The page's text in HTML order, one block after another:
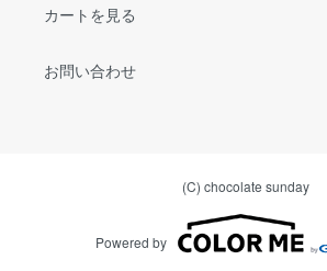
カートを見る
お問い合わせ
(C) chocolate sunday
Powered by